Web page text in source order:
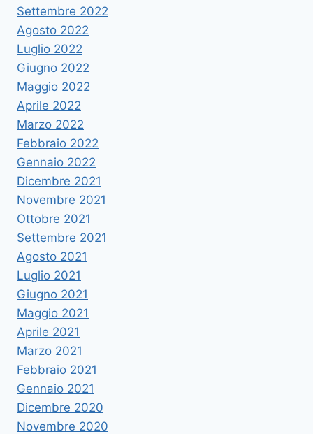
Settembre 2022
Agosto 2022
Luglio 2022
Giugno 2022
Maggio 2022
Aprile 2022
Marzo 2022
Febbraio 2022
Gennaio 2022
Dicembre 2021
Novembre 2021
Ottobre 2021
Settembre 2021
Agosto 2021
Luglio 2021
Giugno 2021
Maggio 2021
Aprile 2021
Marzo 2021
Febbraio 2021
Gennaio 2021
Dicembre 2020
Novembre 2020